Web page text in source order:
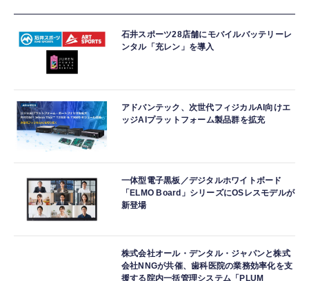
石井スポーツ28店舗にモバイルバッテリーレ
ンタル「充レン」を導入
アドバンテック、次世代フィジカルAI向けエ
ッジAIプラットフォーム製品群を拡充
一体型電子黒板／デジタルホワイトボード
「ELMO Board」シリーズにOSレスモデルが
新登場
株式会社オール・デンタル・ジャパンと株式
会社NNGが共催、歯科医院の業務効率化を支
援する院内一括管理システム「PLUM